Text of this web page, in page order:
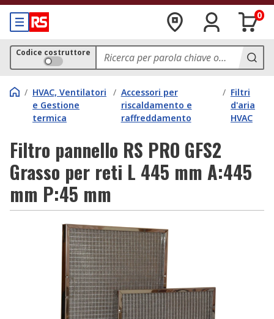
0
Codice costruttore
/ HVAC, Ventilatori
e Gestione
termica
/ Accessori per
riscaldamento e
raffreddamento
/ Filtri
d'aria
HVAC
Filtro pannello RS PRO GFS2
Grasso per reti L 445 mm A:445
mm P:45 mm